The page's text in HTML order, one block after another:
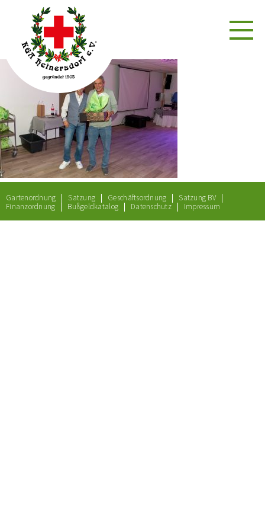
Gartenordnung Satzung Geschäftsordnung
Satzung BV
Finanzordnung
Bußgeldkatalog Datenschutz Impressum